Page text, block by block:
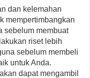
dan kelemahan
mempertimbangkan
sebelum membuat
riset lebih
sebelum membeli
untuk Anda.
dapat mengambil